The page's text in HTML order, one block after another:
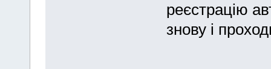
реєстрацію
знову і